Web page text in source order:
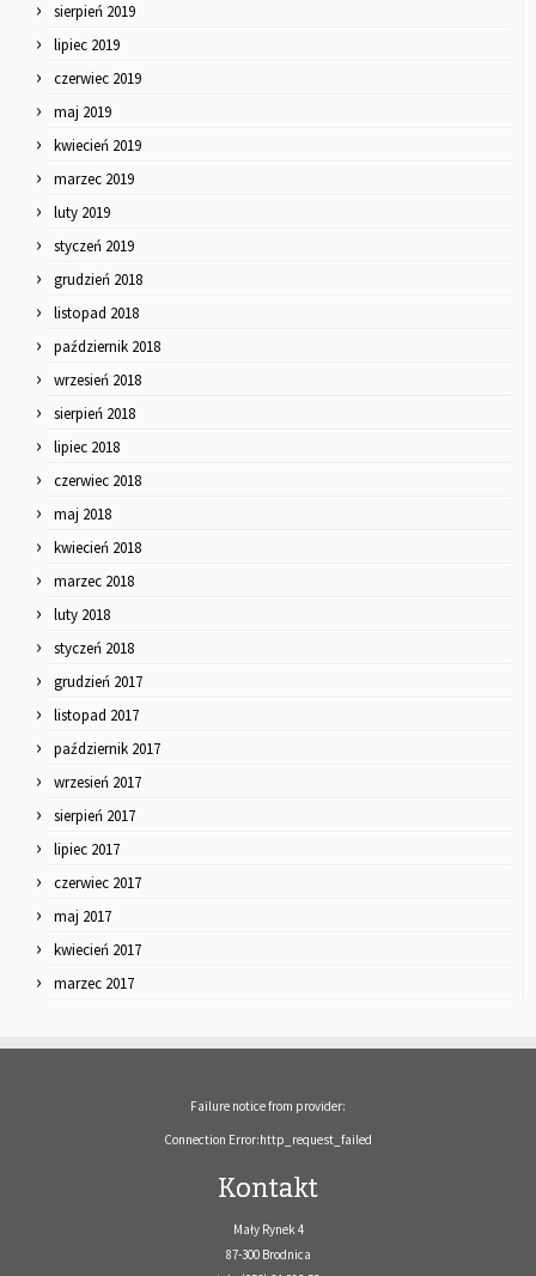
sierpień 2019
lipiec 2019
czerwiec 2019
maj 2019
kwiecień 2019
marzec 2019
luty 2019
styczeń 2019
grudzień 2018
listopad 2018
październik 2018
wrzesień 2018
sierpień 2018
lipiec 2018
czerwiec 2018
maj 2018
kwiecień 2018
marzec 2018
luty 2018
styczeń 2018
grudzień 2017
listopad 2017
październik 2017
wrzesień 2017
sierpień 2017
lipiec 2017
czerwiec 2017
maj 2017
kwiecień 2017
marzec 2017
Failure notice from provider:
Connection Error:http_request_failed
Kontakt
Mały Rynek 4
87-300 Brodnica